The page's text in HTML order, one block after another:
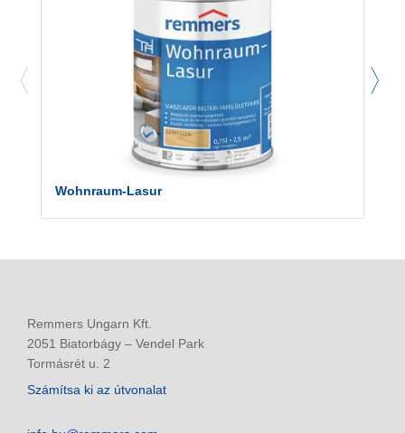
Wohnraum-Lasur
Remmers Ungarn Kft.
2051 Biatorbágy – Vendel Park
Tormásrét u. 2
Számítsa ki az útvonalat